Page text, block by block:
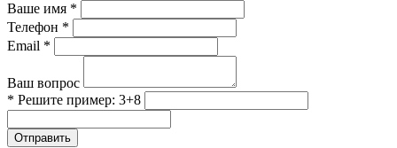
Ваше имя *
Телефон *
Email *
Ваш вопрос
* Решите пример: 3+8
Отправить